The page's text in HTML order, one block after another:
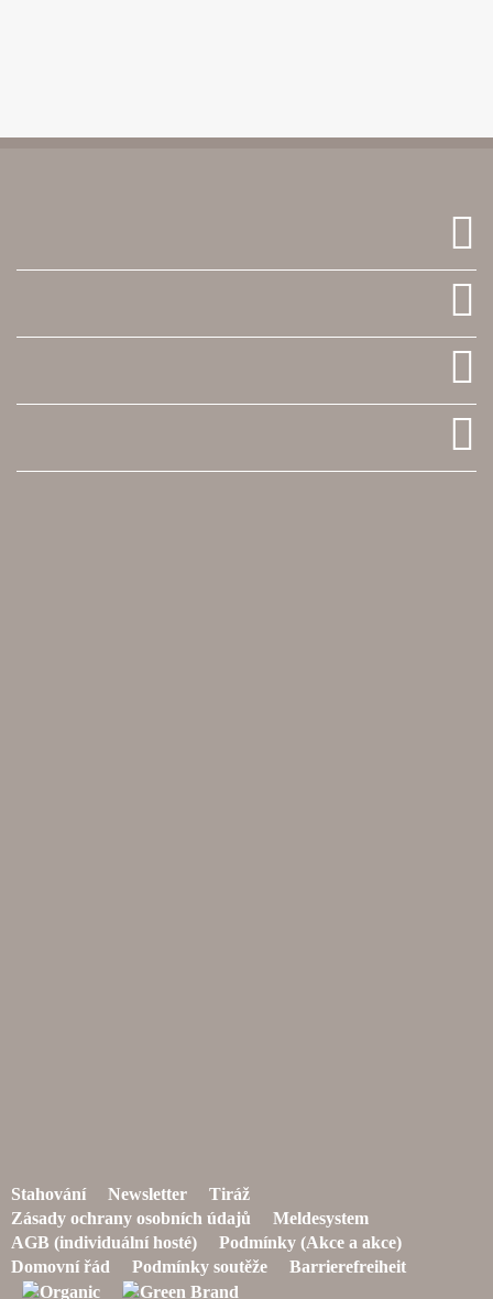
Stahování Newsletter
Tiráž
Zásady ochrany osobních údajů
Meldesystem
AGB (individuální hosté)
Podmínky (Akce a akce)
Domovní řád
Podmínky soutěže Barrierefreiheit